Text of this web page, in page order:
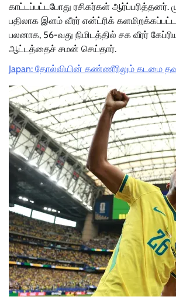
காட்டப்பட்டபோது ரசிகர்கள்
பதிலாக இளம் வீரர் என்ட்ரிக்
பலனாக, 56-வது நிமிடத்தில் சக வீரர்
ஆட்டத்தைச் சமன் செய்தார்.
Japan: தோல்வியின் கண்ணீரிலும் கடமை